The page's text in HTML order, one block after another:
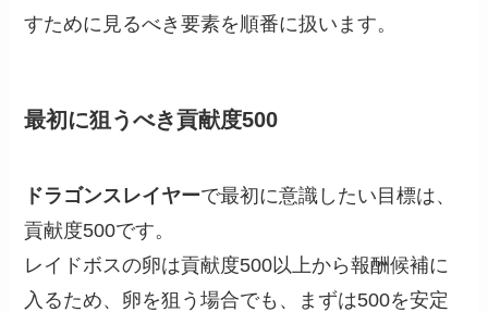
すために見るべき要素を順番に扱います。
最初に狙うべき貢献度500
ドラゴンスレイヤーで最初に意識したい目標は、
貢献度500です。
レイドボスの卵は貢献度500以上から報酬候補に
入るため、卵を狙う場合でも、まずは500を安定